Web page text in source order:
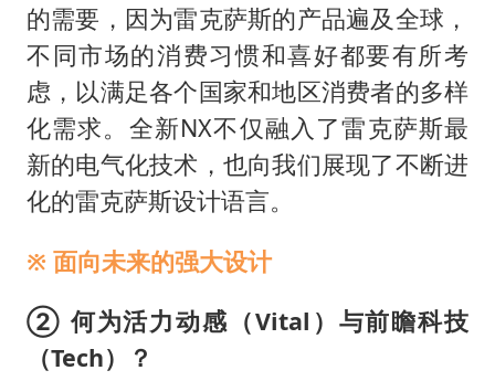
的需要，因为雷克萨斯的产品遍及全球，
不同市场的消费习惯和喜好都要有所考
虑，以满足各个国家和地区消费者的多样
化需求。全新NX不仅融入了雷克萨斯最
新的电气化技术，也向我们展现了不断进
化的雷克萨斯设计语言。
※ 面向未来的强大设计
② 何为活力动感（Vital）与前瞻科技
（Tech）？